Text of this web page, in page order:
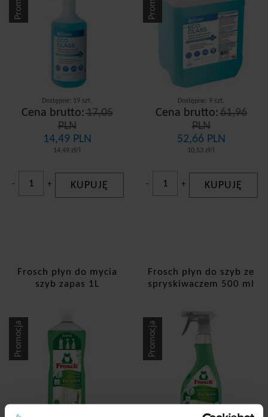
Dostępne: 19 szt.
Cena brutto: 17,05
PLN
14,49 PLN
14,49 zł/l
- + KUPUJĘ
Dostępne: 9 szt.
Cena brutto: 61,96
PLN
52,66 PLN
10,53 zł/l
- + KUPUJĘ
Frosch płyn do mycia
szyb zapas 1L
Promocja
Frosch płyn do szyb ze
spryskiwaczem 500 ml
Promocja